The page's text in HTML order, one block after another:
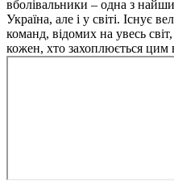
вболівальники – одна з
Україна, але і у світі. Існує
команд, відомих на увесь
кожен, хто захоплюється цим